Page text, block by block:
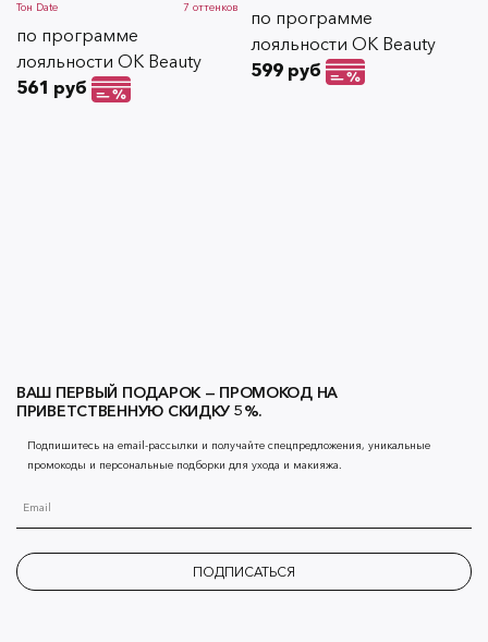
Тон Date 7 оттенков
по программе
лояльности OK Beauty
561 руб
по программе
лояльности OK Beauty
599 руб
ВАШ ПЕРВЫЙ ПОДАРОК — ПРОМОКОД НА
ПРИВЕТСТВЕННУЮ СКИДКУ 5%.
Подпишитесь на email-рассылки и получайте спецпредложения, уникальные
промокоды и персональные подборки для ухода и макияжа.
ПОДПИСАТЬСЯ